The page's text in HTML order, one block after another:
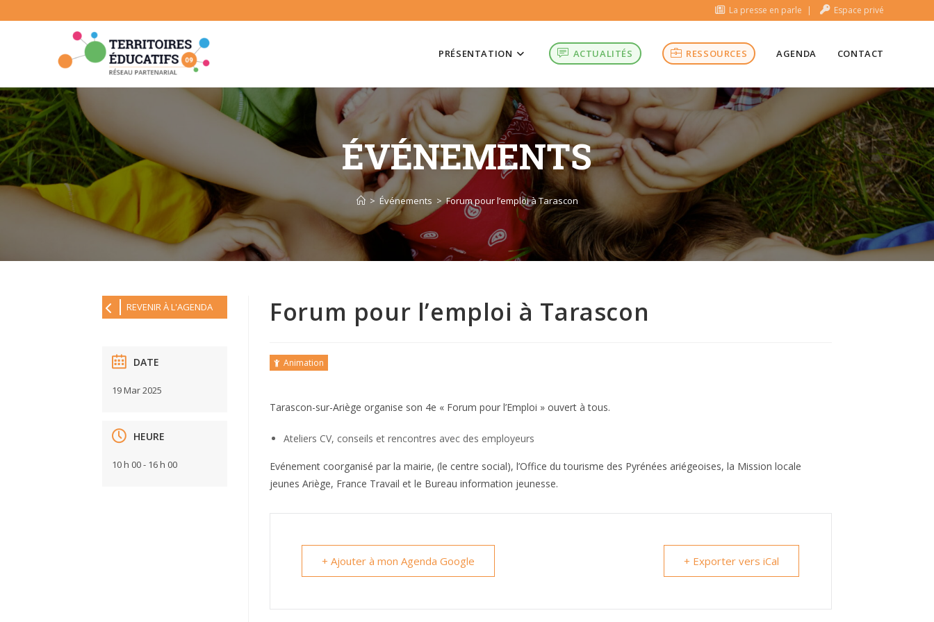
to
La presse en parle Espace privé
PRÉSENTATION ACTUALITÉS RESSOURCES AGENDA CONTACT
ÉVÉNEMENTS
> Événements > Forum pour l’emploi à Tarascon
Forum pour l’emploi à Tarascon
Animation
Tarascon-sur-Ariège organise son 4e « Forum pour l’Emploi » ouvert à tous.
Ateliers CV, conseils et rencontres avec des employeurs
Evénement coorganisé par la mairie, (le centre social), l’Office du tourisme des Pyrénées ariégeoises, la Mission locale
jeunes Ariège, France Travail et le Bureau information jeunesse.
+ Ajouter à mon Agenda Google + Exporter vers iCal
REVENIR À L'AGENDA
DATE
19 Mar 2025
HEURE
10 h 00 - 16 h 00